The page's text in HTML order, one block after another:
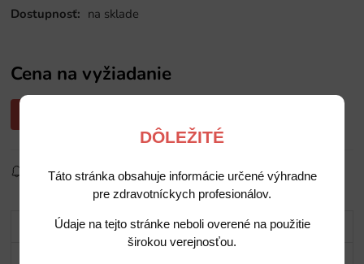
DÔLEŽITÉ
Táto stránka obsahuje informácie určené výhradne
pre zdravotníckych profesionálov.
Údaje na tejto stránke neboli overené na použitie
širokou verejnosťou.
Dostupnosť: na sklade
Cena na vyžiadanie
Sledovať produkt Pridať do obľúbených Zdielať
Popis